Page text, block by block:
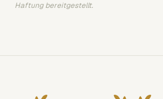
Haftung bereitgestellt.